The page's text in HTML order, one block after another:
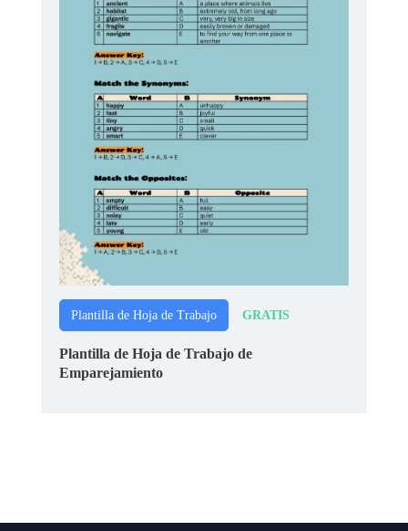
Plantilla de Hoja de Trabajo GRATIS
Plantilla de Hoja de Trabajo de
Emparejamiento